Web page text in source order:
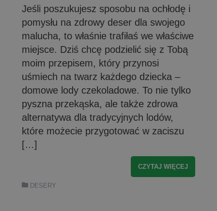
Jeśli poszukujesz sposobu na ochłodę i
pomysłu na zdrowy deser dla swojego
malucha, to właśnie trafiłaś we właściwe
miejsce. Dziś chcę podzielić się z Tobą
moim przepisem, który przynosi
uśmiech na twarz każdego dziecka –
domowe lody czekoladowe. To nie tylko
pyszna przekąska, ale także zdrowa
alternatywa dla tradycyjnych lodów,
które możecie przygotować w zaciszu
[…]
CZYTAJ WIĘCEJ
DESERY